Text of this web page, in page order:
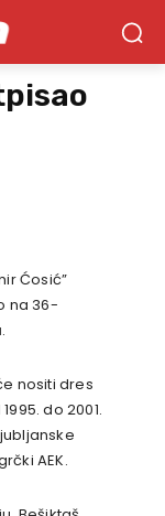
Ćosić”
na 36-
.
nositi dres
do 2001.
AEK.